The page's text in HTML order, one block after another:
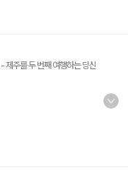
- 제주를 두 번째 여행하는 당신